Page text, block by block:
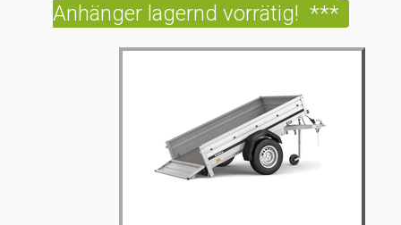
Anhänger lagernd vorrätig! ***